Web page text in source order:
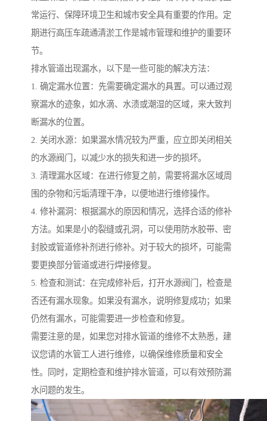
常运行、保障环境卫生和城市安全具有重要的作用。定
期进行高压车疏通清淤工作是城市管理和维护的重要环
节。
排水管道出现漏水，以下是一些可能的解决方法：
1. 确定漏水位置：先需要确定漏水的具置。可以通过观
察漏水的迹象，如水滴、水渍或潮湿的区域，来大致判
断漏水的位置。
2. 关闭水源：如果漏水情况较为严重，应立即关闭相关
的水源阀门，以减少水的损失和进一步的损坏。
3. 清理漏水区域：在进行修复之前，需要将漏水区域周
围的杂物和污垢清理干净，以便地进行维修操作。
4. 修补漏洞：根据漏水的原因和情况，选择合适的修补
方法。如果是小的裂缝或孔洞，可以使用防水胶带、密
封胶或管道修补剂进行修补。对于较大的损坏，可能需
要更换部分管道或进行焊接修复。
5. 检查和测试：在完成修补后，打开水源阀门，检查是
否还有漏水现象。如果没有漏水，说明修复成功；如果
仍然有漏水，可能需要进一步检查和修复。
需要注意的是，如果您对排水管道的维修不太熟悉，建
议您请的水管工人进行维修，以确保维修质量和安全
性。同时，定期检查和维护排水管道，可以有效预防漏
水问题的发生。